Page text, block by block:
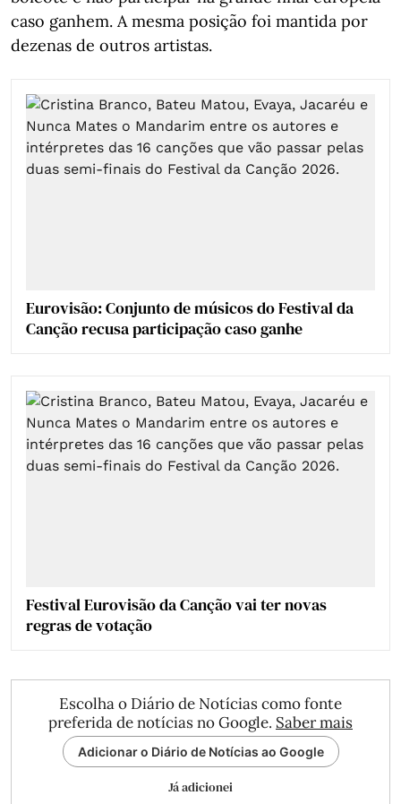
caso ganhem. A mesma posição foi mantida por
dezenas de outros artistas.
Eurovisão: Conjunto de músicos do Festival da
Canção recusa participação caso ganhe
Festival Eurovisão da Canção vai ter novas
regras de votação
Escolha o Diário de Notícias como fonte
preferida de notícias no Google. Saber mais
Adicionar o Diário de Notícias ao Google
Já adicionei